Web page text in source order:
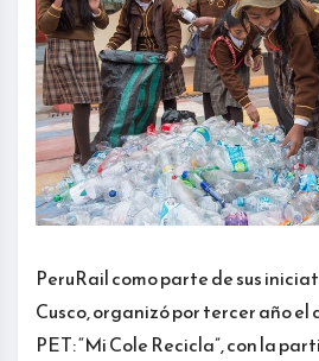
PeruRail como parte de sus
Cusco, organizó por tercer año el
PET: “Mi Cole Recicla”, con la